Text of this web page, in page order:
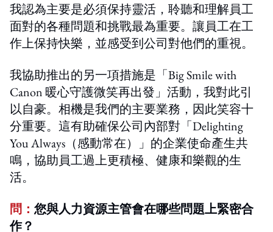
我認為主要是必須保持靈活，聆聽和理解員工
面對的各種問題和挑戰最為重要。讓員工在工
作上保持快樂，並感受到公司對他們的重視。
我協助推出的另一項措施是「Big Smile with
Canon 暖心守護微笑再出發」活動，我對此引
以自豪。相機是我們的主要業務，因此笑容十
分重要。這有助確保公司內部對「Delighting
You Always（感動常在）」的企業使命產生共
鳴，協助員工過上更積極、健康和樂觀的生
活。
問： 您與人力資源主管會在哪些問題上緊密合
作？